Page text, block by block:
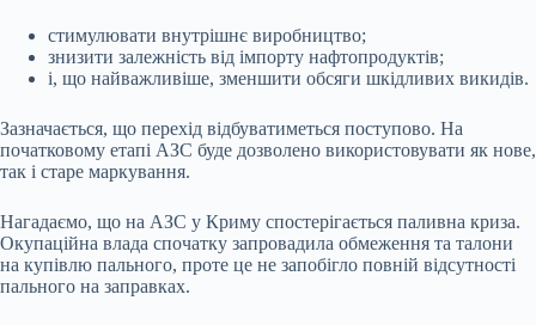
стимулювати внутрішнє виробництво;
знизити залежність від імпорту нафтопродуктів;
і, що найважливіше, зменшити обсяги шкідливих викидів.
Зазначається, що перехід відбуватиметься поступово. На
початковому етапі АЗС буде дозволено використовувати як нове,
так і старе маркування.
Нагадаємо, що на АЗС у Криму спостерігається паливна криза.
Окупаційна влада спочатку запровадила обмеження та талони
на купівлю пального, проте це не запобігло повній відсутності
пального на заправках.